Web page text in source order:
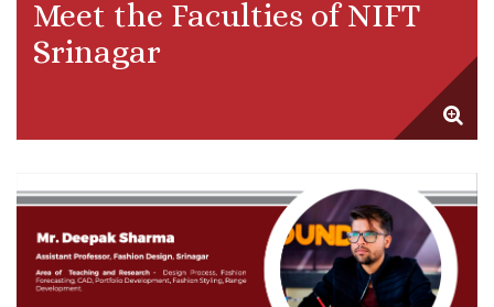
Meet the Faculties of NIFT
Srinagar